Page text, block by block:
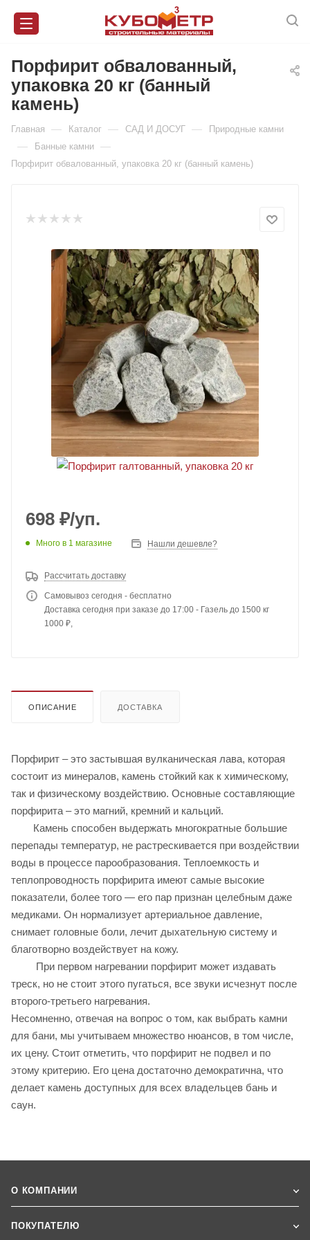
Порфирит обвалованный,
упаковка 20 кг (банный
камень)
Главная — Каталог — САД И ДОСУГ — Природные камни
— Банные камни —
Порфирит обвалованный, упаковка 20 кг (банный камень)
698 ₽/уп.
Много в 1 магазине Нашли дешевле?
Рассчитать доставку
Самовывоз сегодня - бесплатно
Доставка сегодня при заказе до 17:00 - Газель до 1500 кг
1000 ₽,
ОПИСАНИЕ ДОСТАВКА
Порфирит – это застывшая вулканическая лава, которая
состоит из минералов, камень стойкий как к химическому,
так и физическому воздействию. Основные составляющие
порфирита – это магний, кремний и кальций.
Камень способен выдержать многократные большие
перепады температур, не растрескивается при воздействии
воды в процессе парообразования. Теплоемкость и
теплопроводность порфирита имеют самые высокие
показатели, более того — его пар признан целебным даже
медиками. Он нормализует артериальное давление,
снимает головные боли, лечит дыхательную систему и
благотворно воздействует на кожу.
При первом нагревании порфирит может издавать
треск, но не стоит этого пугаться, все звуки исчезнут после
второго-третьего нагревания.
Несомненно, отвечая на вопрос о том, как выбрать камни
для бани, мы учитываем множество нюансов, в том числе,
их цену. Стоит отметить, что порфирит не подвел и по
этому критерию. Его цена достаточно демократична, что
делает камень доступных для всех владельцев бань и
саун.
О КОМПАНИИ
ПОКУПАТЕЛЮ